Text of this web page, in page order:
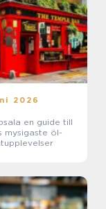
2026
guide till
mysigaste öl-